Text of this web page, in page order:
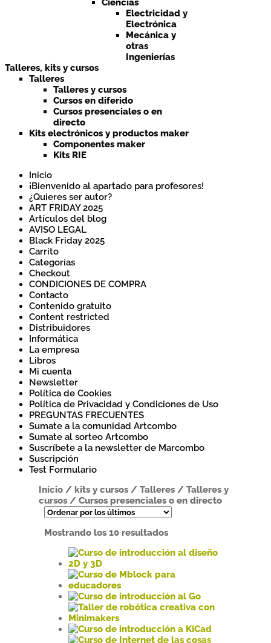
Ciencias
Electricidad y
Electrónica
Mecánica y
otras
Ingenierías
Talleres, kits y cursos
Talleres
Talleres y cursos
Cursos en diferido
Cursos presenciales o en
directo
Kits electrónicos y productos maker
Componentes maker
Kits RIE
Inicio
¡Bienvenido al apartado para profesores!
¿Quieres ser autor?
ART FRIDAY 2025
Artículos del blog
AVISO LEGAL
Black Friday 2025
Carrito
Categorías
Checkout
CONDICIONES DE COMPRA
Contacto
Contenido gratuito
Content restricted
Distribuidores
Informática
La empresa
Libros
Mi cuenta
Newsletter
Política de Cookies
Política de Privacidad y Condiciones de Uso
PREGUNTAS FRECUENTES
Sumate a la comunidad Artcombo
Sumate al sorteo Artcombo
Suscríbete a la newsletter de Marcombo
Suscripción
Test Formulario
Inicio /kits y cursos /Talleres /Talleres y
cursos /Cursos presenciales o en directo
Mostrando los 10 resultadosOrdenado
los